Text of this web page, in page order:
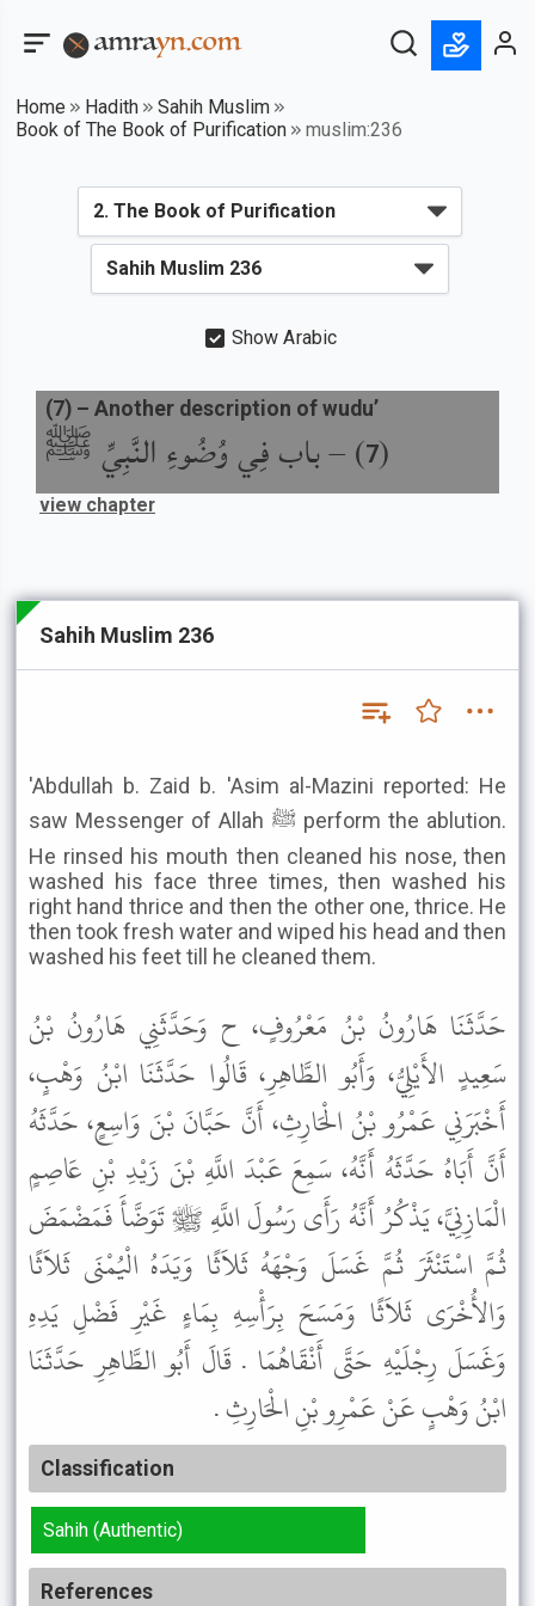
Home Hadith
Sahih Muslim
Book of The Book of Purification
muslim:236
Show Arabic
(
7
) –باب فِي وُضُوءِ النَّبِيِّ ﷺ
(7) – Another description of wudu’
view chapter
Sahih Muslim 236
'Abdullah b. Zaid b. 'Asim al-Mazini reported: He
saw Messenger of Allah ﷺ perform the ablution.
He rinsed his mouth then cleaned his nose, then
washed his face three times, then washed his
right hand thrice and then the other one, thrice. He
then took fresh water and wiped his head and then
washed his feet till he cleaned them.
حَدَّثَنَا هَارُونُ بْنُ مَعْرُوفٍ، ح وَحَدَّثَنِي هَارُونُ بْنُ
سَعِيدٍ الأَيْلِيُّ، وَأَبُو الطَّاهِرِ، قَالُوا حَدَّثَنَا ابْنُ وَهْبٍ،
أَخْبَرَنِي عَمْرُو بْنُ الْحَارِثِ، أَنَّ حَبَّانَ بْنَ وَاسِعٍ، حَدَّثَهُ
أَنَّ أَبَاهُ حَدَّثَهُ أَنَّهُ، سَمِعَ عَبْدَ اللَّهِ بْنَ زَيْدِ بْنِ عَاصِمٍ
الْمَازِنِيَّ، يَذْكُرُ أَنَّهُ رَأَى رَسُولَ اللَّهِ ﷺ تَوَضَّأَ فَمَضْمَضَ
ثُمَّ اسْتَنْثَرَ ثُمَّ غَسَلَ وَجْهَهُ ثَلاَثًا وَيَدَهُ الْيُمْنَى ثَلاَثًا
وَالأُخْرَى ثَلاَثًا وَمَسَحَ بِرَأْسِهِ بِمَاءٍ غَيْرِ فَضْلِ يَدِهِ
وَغَسَلَ رِجْلَيْهِ حَتَّى أَنْقَاهُمَا . قَالَ أَبُو الطَّاهِرِ حَدَّثَنَا
ابْنُ وَهْبٍ عَنْ عَمْرِو بْنِ الْحَارِثِ .
Classification
Sahih (Authentic)
References